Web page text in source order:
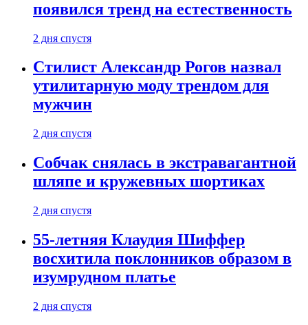
появился тренд на естественность
2 дня спустя
Стилист Александр Рогов назвал
утилитарную моду трендом для
мужчин
2 дня спустя
Собчак снялась в экстравагантной
шляпе и кружевных шортиках
2 дня спустя
55-летняя Клаудия Шиффер
восхитила поклонников образом в
изумрудном платье
2 дня спустя